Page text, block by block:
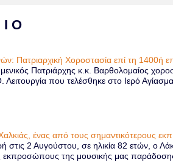
Ο
Πατριαρχική Χοροστασία επί τη
Πατριάρχης κ.κ. Βαρθολομαίος
που τελέσθηκε στο Ιερό
ένας από τους σημαντικότερους
στις 2 Αυγούστου, σε ηλικία 82 ετών, ο
εκπροσώπους της μουσικής μας